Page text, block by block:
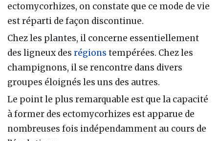
ectomycorhizes, on constate que ce mode de vie
est réparti de façon discontinue.
Chez les plantes, il concerne essentiellement
des ligneux des régions tempérées. Chez les
champignons, il se rencontre dans divers
groupes éloignés les uns des autres.
Le point le plus remarquable est que la capacité
à former des ectomycorhizes est apparue de
nombreuses fois indépendamment au cours de